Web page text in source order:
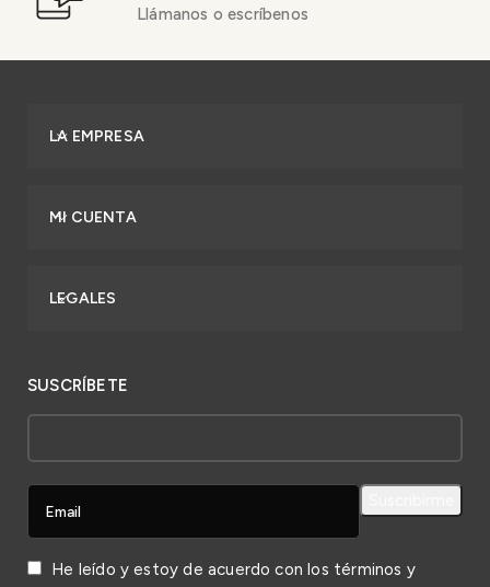
Llámanos o escríbenos
LA EMPRESA
MI CUENTA
LEGALES
SUSCRÍBETE
He leído y estoy de acuerdo con los términos y